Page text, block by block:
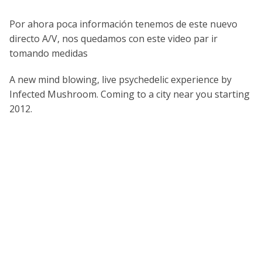
Por ahora poca información tenemos de este nuevo
directo A/V, nos quedamos con este video par ir
tomando medidas
A new mind blowing, live psychedelic experience by
Infected Mushroom. Coming to a city near you starting
2012.